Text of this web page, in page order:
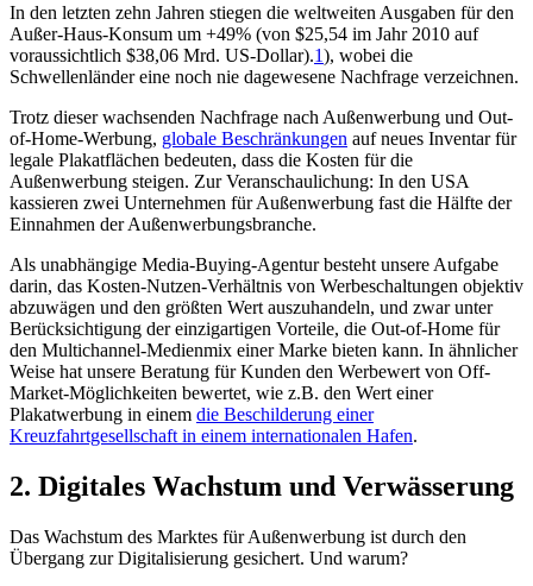
In den letzten zehn Jahren stiegen die weltweiten Ausgaben für den
Außer-Haus-Konsum um +49% (von $25,54 im Jahr 2010 auf
voraussichtlich $38,06 Mrd. US-Dollar).1), wobei die
Schwellenländer eine noch nie dagewesene Nachfrage verzeichnen.
Trotz dieser wachsenden Nachfrage nach Außenwerbung und Out-
of-Home-Werbung, globale Beschränkungen auf neues Inventar für
legale Plakatflächen bedeuten, dass die Kosten für die
Außenwerbung steigen. Zur Veranschaulichung: In den USA
kassieren zwei Unternehmen für Außenwerbung fast die Hälfte der
Einnahmen der Außenwerbungsbranche.
Als unabhängige Media-Buying-Agentur besteht unsere Aufgabe
darin, das Kosten-Nutzen-Verhältnis von Werbeschaltungen objektiv
abzuwägen und den größten Wert auszuhandeln, und zwar unter
Berücksichtigung der einzigartigen Vorteile, die Out-of-Home für
den Multichannel-Medienmix einer Marke bieten kann. In ähnlicher
Weise hat unsere Beratung für Kunden den Werbewert von Off-
Market-Möglichkeiten bewertet, wie z.B. den Wert einer
Plakatwerbung in einem die Beschilderung einer
Kreuzfahrtgesellschaft in einem internationalen Hafen.
2. Digitales Wachstum und Verwässerung
Das Wachstum des Marktes für Außenwerbung ist durch den
Übergang zur Digitalisierung gesichert. Und warum?